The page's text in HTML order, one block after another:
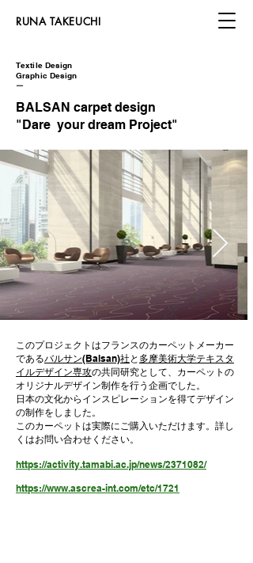
​RUNA TAKEUCHI
Textile Design
Graphic Design
​ー
BALSAN carpet design
"Dare your dream Project"
このプロジェクトはフランスのカーペットメーカー
であるバルサン(Balsan)社 と 多摩美術大学テキスタ
イルデザイン専攻の共同研究として、カーペットの
オリジナルデザイン制作を行う企画でした。
日本の文化からインスピレーションを得てデザイン
の制作をしました。
このカーペットは実際にご購入いただけます。詳し
くはお問い合わせください。
https://activity.tamabi.ac.jp/news/2371082/
https://www.ascrea-int.com/etc/1721